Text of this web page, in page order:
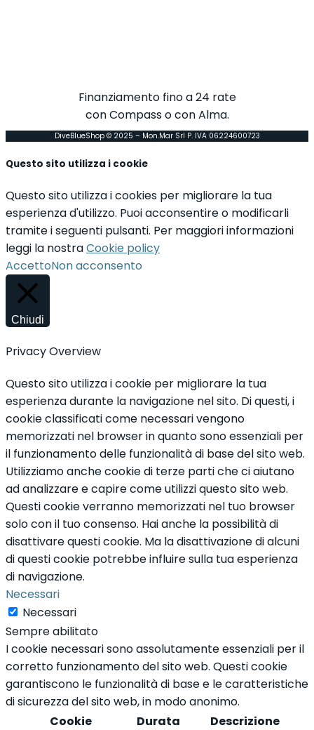
Finanziamento fino a 24 rate
con Compass o con Alma.
DiveBlueShop © 2025 – Mon.Mar Srl P. IVA 06224600723
Questo sito utilizza i cookie
Questo sito utilizza i cookies per migliorare la tua
esperienza d'utilizzo. Puoi acconsentire o modificarli
tramite i seguenti pulsanti. Per maggiori informazioni
leggi la nostraCookie policy
AccettoNon acconsento
Chiudi
Privacy Overview
Questo sito utilizza i cookie per migliorare la tua
esperienza durante la navigazione nel sito. Di questi, i
cookie classificati come necessari vengono
memorizzati nel browser in quanto sono essenziali per
il funzionamento delle funzionalità di base del sito web.
Utilizziamo anche cookie di terze parti che ci aiutano
ad analizzare e capire come utilizzi questo sito web.
Questi cookie verranno memorizzati nel tuo browser
solo con il tuo consenso. Hai anche la possibilità di
disattivare questi cookie. Ma la disattivazione di alcuni
di questi cookie potrebbe influire sulla tua esperienza
di navigazione.
Necessari
Necessari
Sempre abilitato
I cookie necessari sono assolutamente essenziali per il
corretto funzionamento del sito web. Questi cookie
garantiscono le funzionalità di base e le caratteristiche
di sicurezza del sito web, in modo anonimo.
Cookie
Durata Descrizione